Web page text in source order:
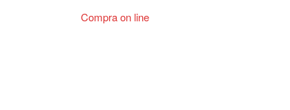
Compra on line